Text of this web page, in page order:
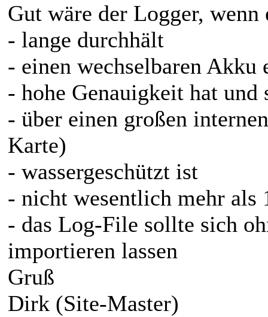
Gut wäre der Logger, wenn
- lange durchhält
- einen wechselbaren Akku
- hohe Genauigkeit hat
- über einen großen
Karte)
- wassergeschützt ist
- nicht wesentlich mehr als
- das Log-File sollte sich
importieren lassen
Gruß
Dirk (Site-Master)